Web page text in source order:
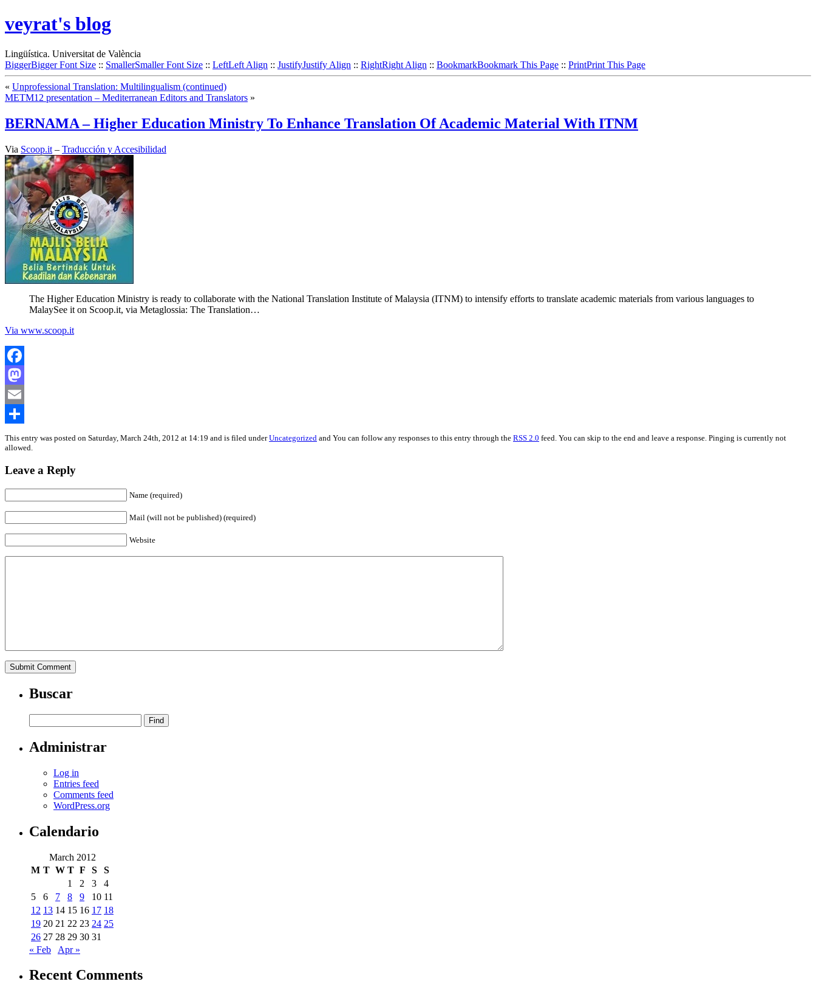
veyrat's blog
Lingüística. Universitat de València
BiggerBigger Font Size :: SmallerSmaller Font Size :: LeftLeft Align :: JustifyJustify Align :: RightRight Align :: BookmarkBookmark This Page :: PrintPrint This Page
« Unprofessional Translation: Multilingualism (continued)
METM12 presentation – Mediterranean Editors and Translators »
BERNAMA – Higher Education Ministry To Enhance Translation Of Academic Material With ITNM
Via Scoop.it – Traducción y Accesibilidad
The Higher Education Ministry is ready to collaborate with the National Translation Institute of Malaysia (ITNM) to intensify efforts to translate academic materials from various languages to
MalaySee it on Scoop.it, via Metaglossia: The Translation…
Via www.scoop.it
Facebook
Mastodon
Email
Share
This entry was posted on Saturday, March 24th, 2012 at 14:19 and is filed underUncategorized and You can follow any responses to this entry through the RSS 2.0 feed. You can skip to the end and leave a response. Pinging is currently not
allowed.
Leave a Reply
Name (required)
Mail (will not be published) (required)
Website
Buscar
Administrar
Log in
Entries feed
Comments feed
WordPress.org
Calendario
March 2012
M T W T F S
S
1
2 3
4
5
6 7 8 9 10 11
12 13 14 15 16 17 18
19 20 21 22 23 24 25
26 27 28 29 30 31
« Feb
Apr »
Recent Comments